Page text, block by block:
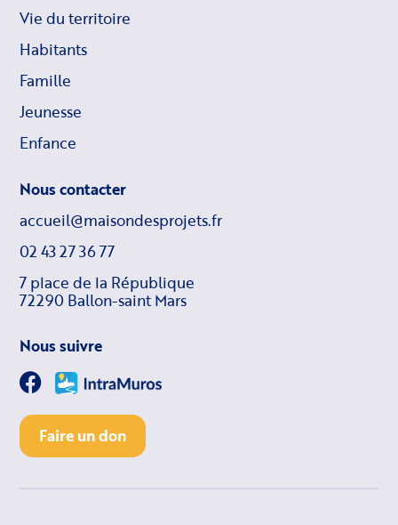
Vie du territoire
Habitants
Famille
Jeunesse
Enfance
Nous contacter
accueil@maisondesprojets.fr
02 43 27 36 77
7 place de la République
72290 Ballon-saint Mars
Nous suivre
Faire un don